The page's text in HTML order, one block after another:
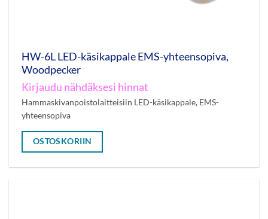
HW-6L LED-käsikappale EMS-yhteensopiva,
Woodpecker
Kirjaudu nähdäksesi hinnat
Hammaskivanpoistolaitteisiin LED-käsikappale, EMS-
yhteensopiva
OSTOSKORIIN